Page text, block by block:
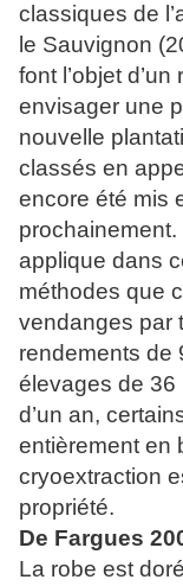
classiques de
le Sauvignon
font l’objet
envisager une
nouvelle
classés en
encore été mis
applique dans
méthodes que
vendanges par
rendements de
élevages de 36
d’un an,
entièrement en
cryoextraction
propriété.
De Fargues
La robe est